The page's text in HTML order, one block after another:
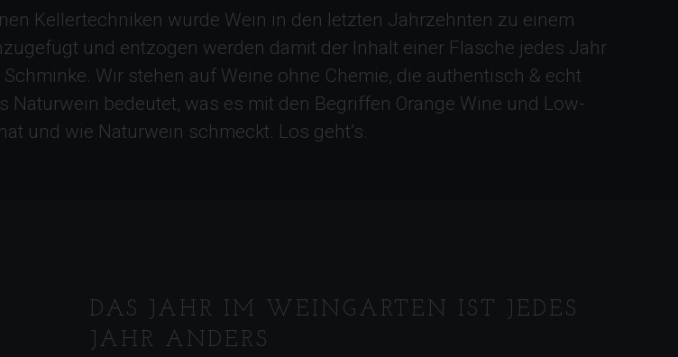
Kellertechniken wurde Wein in den letzten Jahrzehnten zu einem
und entzogen werden damit der Inhalt einer Flasche jedes Jahr
Wir stehen auf Weine ohne Chemie, die authentisch & echt
bedeutet, was es mit den Begriffen Orange Wine und Low-
und wie Naturwein schmeckt. Los geht’s.
DAS JAHR IM WEINGARTEN IST JEDES
JAHR ANDERS